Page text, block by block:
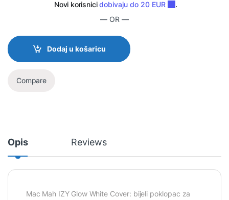
— OR —
Dodaj u košaricu
Compare
Opis Reviews
Mac Mah IZY Glow White Cover: bijeli poklopac za